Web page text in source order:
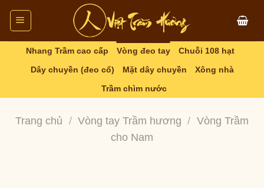
Skip
content
Nhang Trầm cao cấp Vòng đeo tay
Chuỗi 108 hạt
Dây chuyền (đeo cổ)
Mặt dây chuyền
Xông nhà
Trầm chìm nước
Trang chủ / Vòng tay Trầm hương / Vòng Trầm
cho Nam